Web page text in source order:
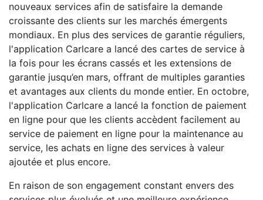
nouveaux services afin de satisfaire la demande
croissante des clients sur les marchés émergents
mondiaux. En plus des services de garantie réguliers,
l'application Carlcare a lancé des cartes de service à
la fois pour les écrans cassés et les extensions de
garantie jusqu’en mars, offrant de multiples garanties
et avantages aux clients du monde entier. En octobre,
l'application Carlcare a lancé la fonction de paiement
en ligne pour que les clients accèdent facilement au
service de paiement en ligne pour la maintenance au
service, les achats en ligne des services à valeur
ajoutée et plus encore.
En raison de son engagement constant envers des